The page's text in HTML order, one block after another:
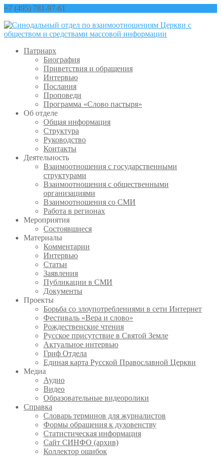
+7 (495) 781-97-61
Патриарх
Биография
Приветствия и обращения
Интервью
Послания
Проповеди
Программа «Слово пастыря»
Об отделе
Общая информация
Структура
Руководство
Контакты
Деятельность
Взаимоотношения с государственными
структурами
Взаимоотношения с общественными
организациями
Взаимоотношения со СМИ
Работа в регионах
Мероприятия
Состоявшиеся
Материалы
Комментарии
Интервью
Статьи
Заявления
Публикации в СМИ
Документы
Проекты
Борьба со злоупотреблениями в сети Интернет
Фестиваль «Вера и слово»
Рождественские чтения
Русское присутствие в Святой Земле
Актуальное интервью
Гриф Отдела
Единая карта Русской Православной Церкви
Медиа
Аудио
Видео
Образовательные видеоролики
Справка
Словарь терминов для журналистов
Формы обращения к духовенству
Статистическая информация
Сайт СИНФО (архив)
Коллектор ошибок